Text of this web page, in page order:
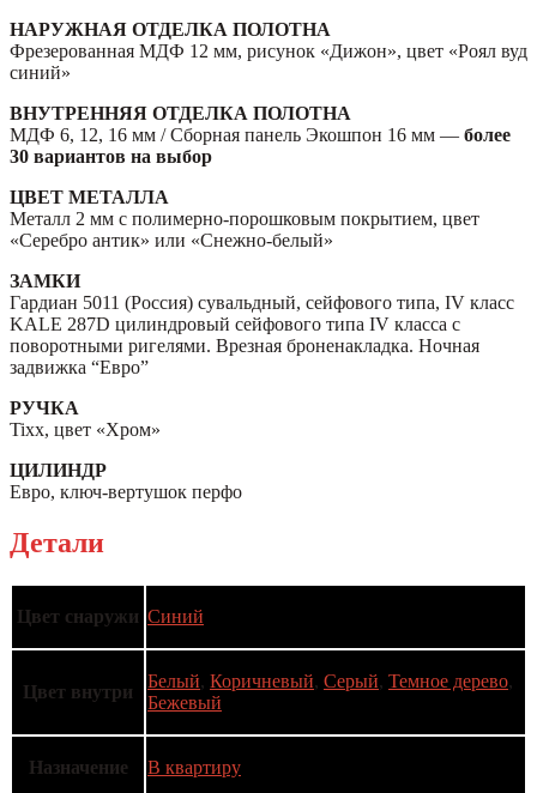
НАРУЖНАЯ ОТДЕЛКА ПОЛОТНА
Фрезерованная МДФ 12 мм, рисунок «Дижон», цвет «Роял вуд
синий»
ВНУТРЕННЯЯ ОТДЕЛКА ПОЛОТНА
МДФ 6, 12, 16 мм / Сборная панель Экошпон 16 мм — более
30 вариантов на выбор
ЦВЕТ МЕТАЛЛА
Металл 2 мм с полимерно-порошковым покрытием, цвет
«Серебро антик» или «Снежно-белый»
ЗАМКИ
Гардиан 5011 (Россия) сувальдный, сейфового типа, IV класс
KALE 287D цилиндровый сейфового типа IV класса с
поворотными ригелями. Врезная броненакладка. Ночная
задвижка “Евро”
РУЧКА
Tixx, цвет «Хром»
ЦИЛИНДР
Евро, ключ-вертушок перфо
Детали
Цвет снаружи Синий
Цвет внутри
Белый, Коричневый, Серый, Темное дерево,
Бежевый
Назначение В квартиру